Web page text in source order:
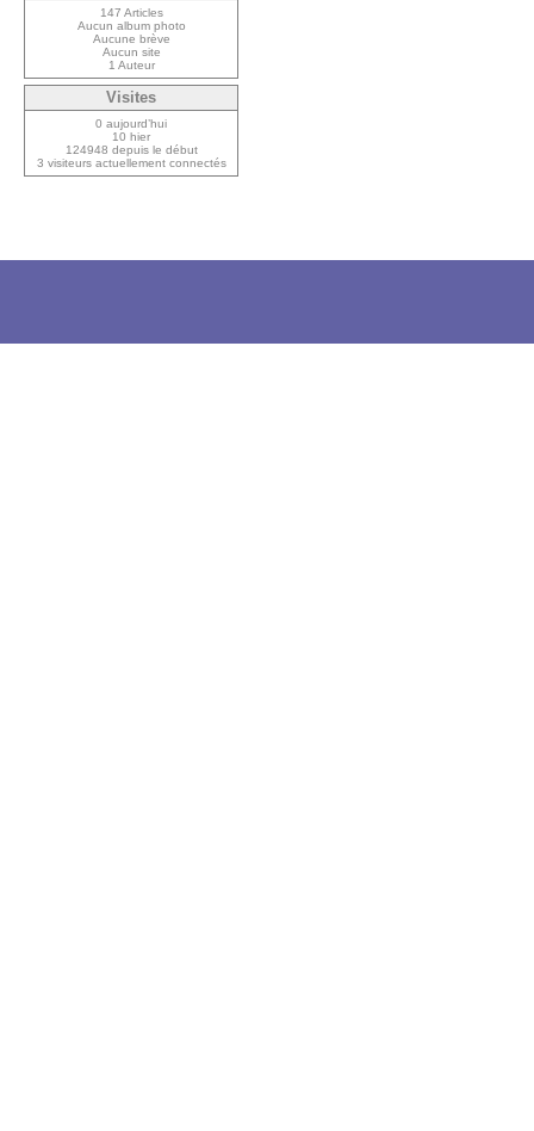
147 Articles
Aucun album photo
Aucune brève
Aucun site
1 Auteur
Visites
0 aujourd’hui
10 hier
124948 depuis le début
3 visiteurs actuellement connectés